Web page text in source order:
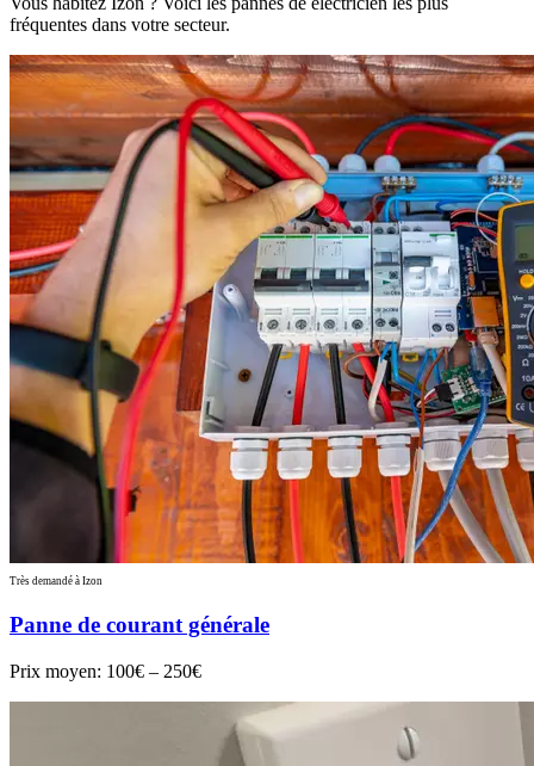
fréquentes dans votre secteur.
Très demandé à Izon
Panne de courant générale
Prix moyen: 100€ – 250€